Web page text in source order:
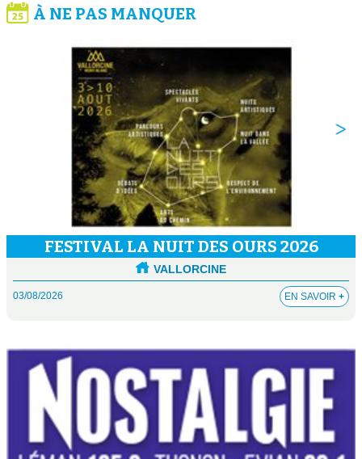
À NE PAS MANQUER
FESTIVAL LA NUIT DES OURS 2026
VALLORCINE
03/08/2026 EN SAVOIR +